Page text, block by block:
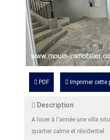
PDF Imprimer cette
Description
A louer à l'année une villa
quartier calme et résidentiel.